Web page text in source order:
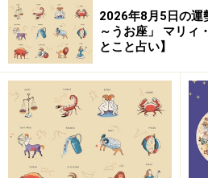
2026年8月5日の運
～うお座」 マリィ
とこと占い】